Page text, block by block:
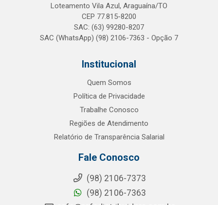
Loteamento Vila Azul, Araguaína/TO
CEP 77.815-8200
SAC: (63) 99280-8207
SAC (WhatsApp) (98) 2106-7363 - Opção 7
Institucional
Quem Somos
Política de Privacidade
Trabalhe Conosco
Regiões de Atendimento
Relatório de Transparência Salarial
Fale Conosco
(98) 2106-7373
(98) 2106-7363